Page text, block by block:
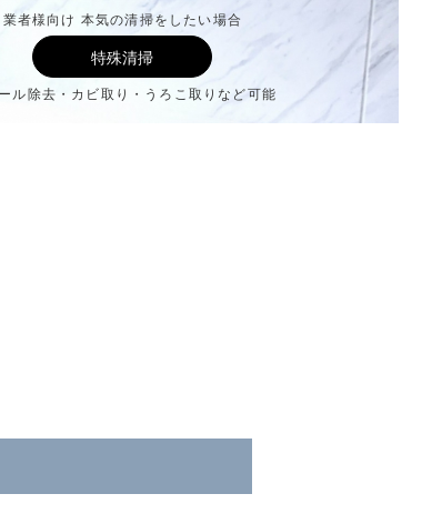
業者様向け 本気の清掃をしたい場合
特殊清掃
ル除去・カビ取り・うろこ取りなど可能